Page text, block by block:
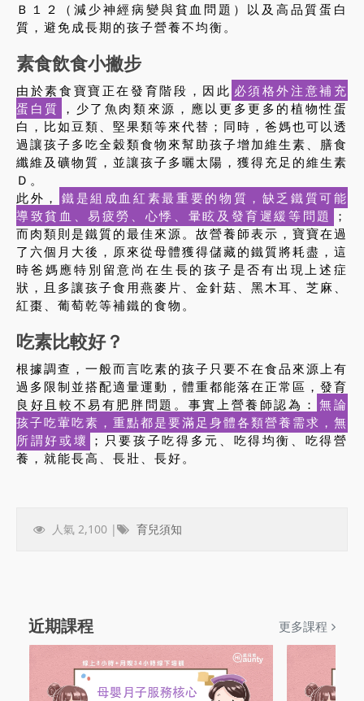
Ｂ１２（減少神經病變與貧血問題）以及高品質蛋白
質，避免成長期的孩子營養不均衡。
素食飲食小撇步
由於素食寶寶正在發育階段，因此 必須格外注意補充
蛋白質 ，少了魚肉類來源，應以更多更多的植物性蛋
白，比如豆類、堅果類等來代替；同時，爸媽也可以透
過讓孩子多吃全穀類食物來幫助孩子增加維生素、膳食
纖維及礦物質，並讓孩子多曬太陽，獲得充足的維生素
Ｄ。
此外， 鐵是組成血紅素最重要的物質，缺乏鐵質可能
導致貧血、易疲勞、心悸、暈眩及發育遲緩等問題
；
而肉類則是鐵質的最佳來源。故營養師表示，寶寶在過
了六個月大後，原來從母體獲得儲藏的鐵質將耗盡，這
時爸媽應特別留意尚在生長的孩子是否有出現上述症
狀，且多讓孩子食用燕麥片、金針菇、黑木耳、芝麻、
紅棗、葡萄乾等補鐵的食物。
吃素比較好？
根據調查，一般而言吃素的孩子只要不在食品來源上有
過多限制並搭配適量運動，體重都能落在正常區，發育
良好且較不易有肥胖問題。事實上營養師認為： 無論
孩子吃葷吃素，重點都是要滿足身體各類營養需求，無
所謂好或壞 ；只要孩子吃得多元、吃得均衡、吃得營
養，就能長高、長壯、長好。
人氣 2,100 | 育兒須知
近期課程 更多課程